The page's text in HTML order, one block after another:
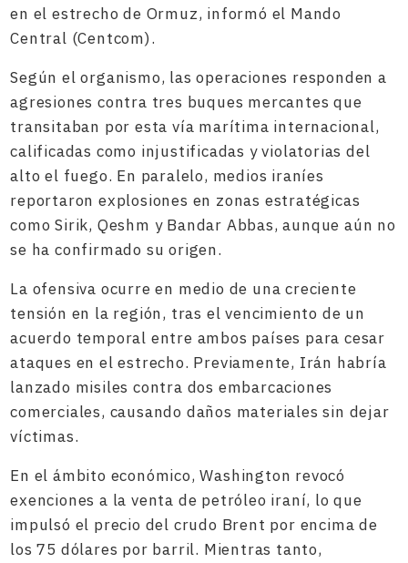
en el estrecho de Ormuz, informó el Mando
Central (Centcom).
Según el organismo, las operaciones responden a
agresiones contra tres buques mercantes que
transitaban por esta vía marítima internacional,
calificadas como injustificadas y violatorias del
alto el fuego. En paralelo, medios iraníes
reportaron explosiones en zonas estratégicas
como Sirik, Qeshm y Bandar Abbas, aunque aún no
se ha confirmado su origen.
La ofensiva ocurre en medio de una creciente
tensión en la región, tras el vencimiento de un
acuerdo temporal entre ambos países para cesar
ataques en el estrecho. Previamente, Irán habría
lanzado misiles contra dos embarcaciones
comerciales, causando daños materiales sin dejar
víctimas.
En el ámbito económico, Washington revocó
exenciones a la venta de petróleo iraní, lo que
impulsó el precio del crudo Brent por encima de
los 75 dólares por barril. Mientras tanto,